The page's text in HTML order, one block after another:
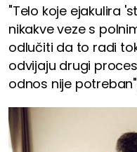
"Telo koje ejakulira
nikakve veze s
odlučiti da to radi
odvijaju drugi
odnos nije